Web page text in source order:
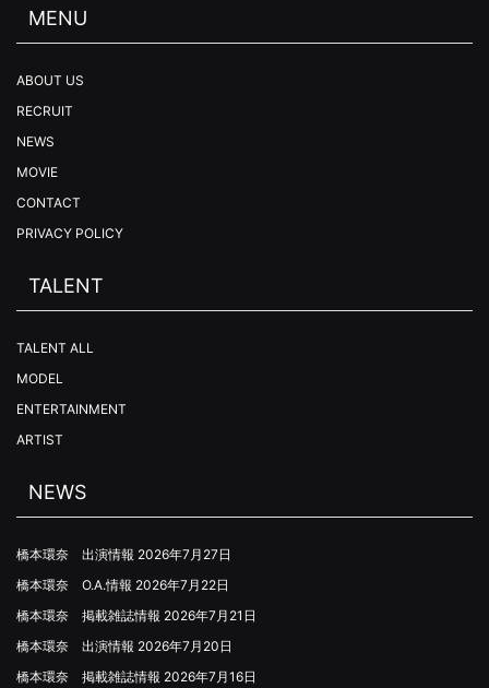
MENU
ABOUT US
RECRUIT
NEWS
MOVIE
CONTACT
PRIVACY POLICY
TALENT
TALENT ALL
MODEL
ENTERTAINMENT
ARTIST
NEWS
橋本環奈 出演情報 2026年7月27日
橋本環奈 O.A.情報 2026年7月22日
橋本環奈 掲載雑誌情報 2026年7月21日
橋本環奈 出演情報 2026年7月20日
橋本環奈 掲載雑誌情報 2026年7月16日